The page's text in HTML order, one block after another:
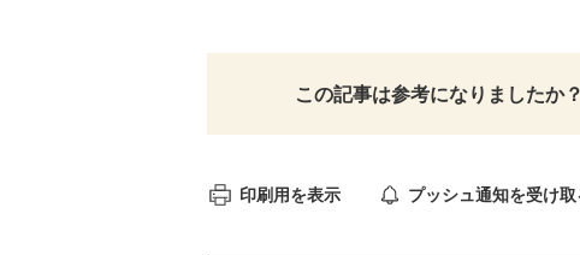
この記事は参考になりましたか？
印刷用を表示 プッシュ通知を受け取